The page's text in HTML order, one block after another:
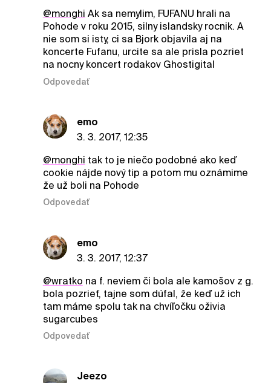
@monghi Ak sa nemylim, FUFANU hrali na
Pohode v roku 2015, silny islandsky rocnik. A
nie som si isty, ci sa Bjork objavila aj na
koncerte Fufanu, urcite sa ale prisla pozriet
na nocny koncert rodakov Ghostigital
Odpovedať
emo
3. 3. 2017, 12:35
@monghi tak to je niečo podobné ako keď
cookie nájde nový tip a potom mu oznámime
že už boli na Pohode
Odpovedať
emo
3. 3. 2017, 12:37
@wratko na f. neviem či bola ale kamošov z g.
bola pozrieť, tajne som dúfal, že keď už ich
tam máme spolu tak na chvíľočku oživia
sugarcubes
Odpovedať
Jeezo